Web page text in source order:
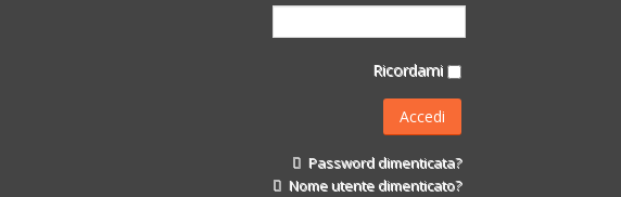
Ricordami
Password dimenticata?
Nome utente dimenticato?